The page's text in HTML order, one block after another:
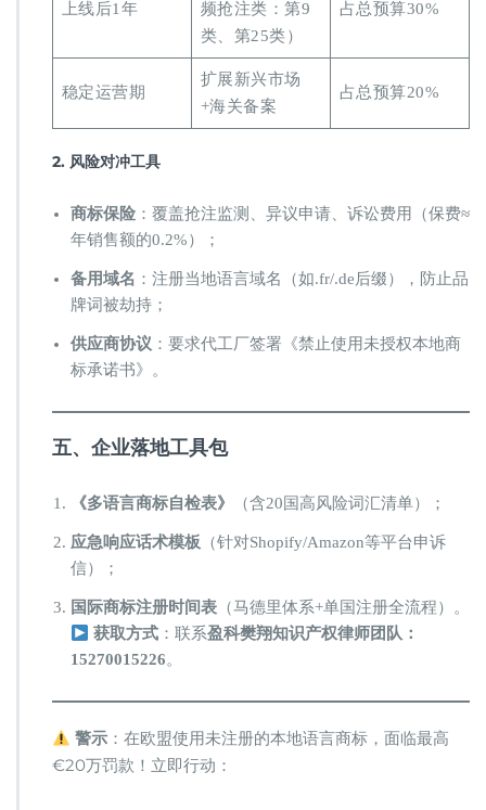
上线后1年
频抢注类：第9
类、第25类）
占总预算30%
稳定运营期
扩展新兴市场
+海关备案
占总预算20%
​2. 风险对冲工具​
​商标保险​ ​：覆盖抢注监测、异议申请、诉讼费用（保费≈
年销售额的0.2%）；
​备用域名​ ​：注册当地语言域名（如.fr/.de后缀），防止品
牌词被劫持；
​供应商协议​ ​：要求代工厂签署《禁止使用未授权本地商
标承诺书》。
​五、企业落地工具包​
​《多语言商标自检表》​ ​（含20国高风险词汇清单）；
​应急响应话术模板​ ​（针对Shopify/Amazon等平台申诉
信）；
​国际商标注册时间表​ ​（马德里体系+单国注册全流程）。
获取方式​ ​：联系​​盈科樊翔知识产权律师团队：
15270015226​​。
警示​ ​：在欧盟使用未注册的本地语言商标，面临最高
€20万罚款！立即行动：